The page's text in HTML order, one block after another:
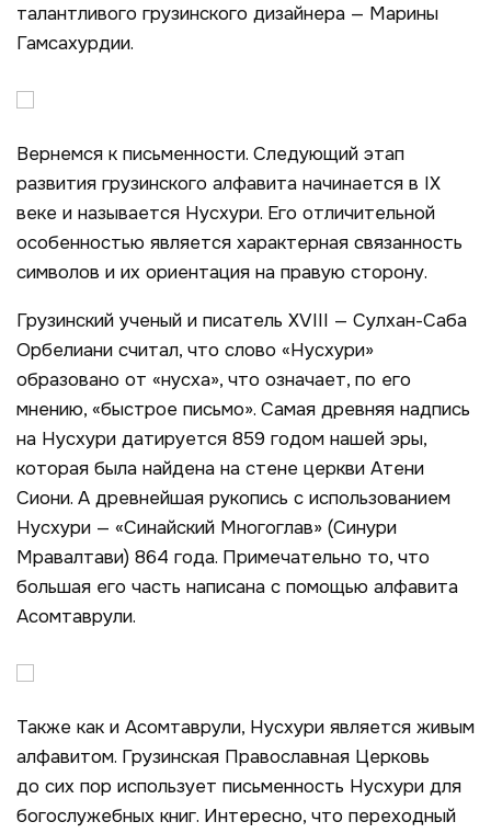
талантливого грузинского дизайнера — Марины
Гамсахурдии.
Вернемся к письменности. Следующий этап
развития грузинского алфавита начинается в IX
веке и называется Нусхури. Его отличительной
особенностью является характерная связанность
символов и их ориентация на правую сторону.
Грузинский ученый и писатель XVIII — Сулхан-Саба
Орбелиани считал, что слово «Нусхури»
образовано от «нусха», что означает, по его
мнению, «быстрое письмо». Самая древняя надпись
на Нусхури датируется 859 годом нашей эры,
которая была найдена на стене церкви Атени
Сиони. А древнейшая рукопись с использованием
Нусхури — «Синайский Многоглав» (Синури
Мравалтави) 864 года. Примечательно то, что
большая его часть написана с помощью алфавита
Асомтаврули.
Также как и Асомтаврули, Нусхури является живым
алфавитом. Грузинская Православная Церковь
до сих пор использует письменность Нусхури для
богослужебных книг. Интересно, что переходный